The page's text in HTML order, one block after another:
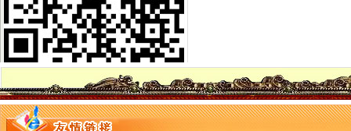
中俄铁路海关货运物流公司（图）-供应信息-环球经贸网
海关新物流线路企业运1个集装箱可省千元_新蓝网
天津到上海关物流公司_志趣网
海关监管仓物流公司_海关监管仓物流厂家_公司页-阿里巴巴
【海关物流帐软件】厂家,价格,图片_东莞赛文计算机有限公司_必途
武汉海关物流信息系统上线运行
俄白哈三国2014年将成立海关物流联合公司_电商小子_新浪博客